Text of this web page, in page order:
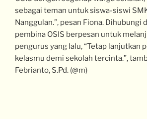
sebagai teman untuk siswa-siswi
Nanggulan.”, pesan Fiona. Dihubungi
pembina OSIS berpesan untuk
pengurus yang lalu, “Tetap lanjutkan
kelasmu demi sekolah tercinta.”,
Febrianto, S.Pd. (@m)